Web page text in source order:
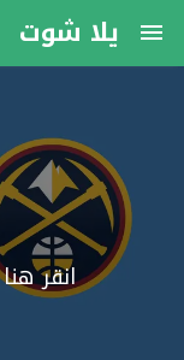
يلا شوت
انقر